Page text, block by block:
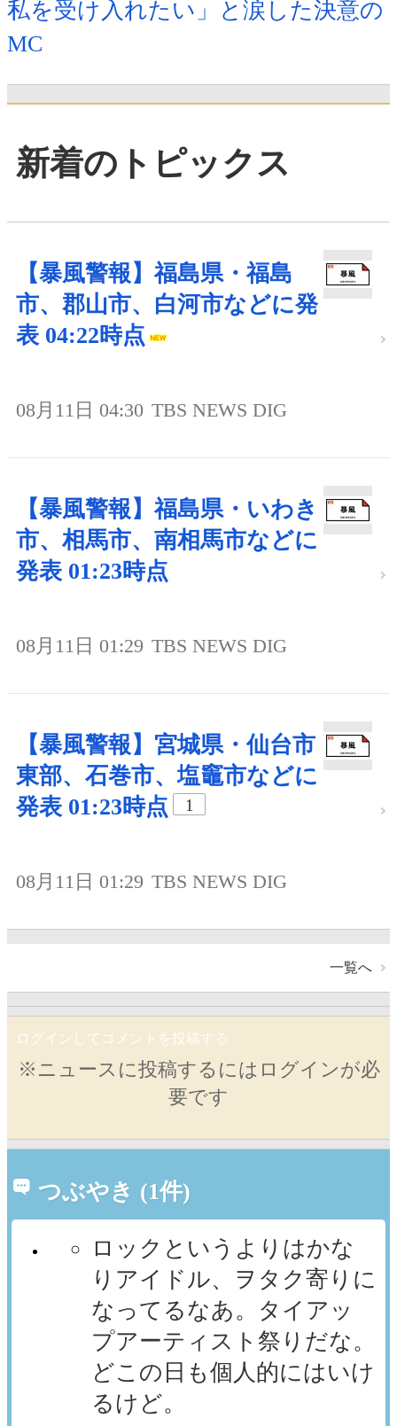
私を受け入れたい」と涙した決意の
MC
新着のトピックス
【暴風警報】福島県・福島
市、郡山市、白河市などに発
表 04:22時点
08月11日 04:30 TBS NEWS DIG
【暴風警報】福島県・いわき
市、相馬市、南相馬市などに
発表 01:23時点
08月11日 01:29 TBS NEWS DIG
【暴風警報】宮城県・仙台市
東部、石巻市、塩竈市などに
発表 01:23時点
1
08月11日 01:29 TBS NEWS DIG
一覧へ
ログインしてコメントを投稿する
※ニュースに投稿するにはログインが必
要です
つぶやき (1件)
ロックというよりはかな
りアイドル、ヲタク寄りに
なってるなあ。タイアッ
プアーティスト祭りだな。
どこの日も個人的にはいけ
るけど。